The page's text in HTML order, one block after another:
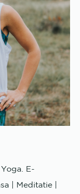
E-
| Meditatie |